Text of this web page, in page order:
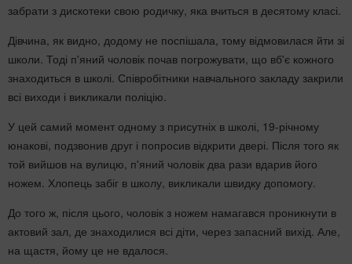
забрати з дискотеки свою родичку, яка вчиться в десятому класі.
Дівчина, як видно, додому не поспішала, тому відмовилася йти зі
школи. Тоді п'яний чоловік почав погрожувати, що вб'є кожного
знаходиться в школі. Співробітники навчального закладу закрили
всі виходи і викликали поліцію.
У цей самий момент одному з присутніх в школі, 19-річному
юнакові, подзвонив друг і попросив відкрити двері. Після того як
той вийшов на вулицю, п'яний чоловік два рази вдарив його
ножем. Хлопець забіг в школу, викликали швидку допомогу.
До того ж, після цього, чоловік з ножем намагався проникнути в
актовий зал, де знаходилися всі діти, через запасний вихід. Але,
на щастя, йому це не вдалося.